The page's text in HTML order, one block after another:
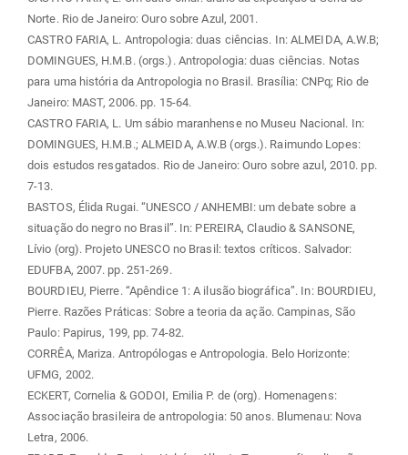
Norte. Rio de Janeiro: Ouro sobre Azul, 2001.
CASTRO FARIA, L. Antropologia: duas ciências. In: ALMEIDA, A.W.B;
DOMINGUES, H.M.B. (orgs.). Antropologia: duas ciências. Notas
para uma história da Antropologia no Brasil. Brasília: CNPq; Rio de
Janeiro: MAST, 2006. pp. 15-64.
CASTRO FARIA, L. Um sábio maranhense no Museu Nacional. In:
DOMINGUES, H.M.B.; ALMEIDA, A.W.B (orgs.). Raimundo Lopes:
dois estudos resgatados. Rio de Janeiro: Ouro sobre azul, 2010. pp.
7-13.
BASTOS, Élida Rugai. “UNESCO / ANHEMBI: um debate sobre a
situação do negro no Brasil”. In: PEREIRA, Claudio & SANSONE,
Lívio (org). Projeto UNESCO no Brasil: textos críticos. Salvador:
EDUFBA, 2007. pp. 251-269.
BOURDIEU, Pierre. “Apêndice 1: A ilusão biográfica”. In: BOURDIEU,
Pierre. Razões Práticas: Sobre a teoria da ação. Campinas, São
Paulo: Papirus, 199, pp. 74-82.
CORRÊA, Mariza. Antropólogas e Antropologia. Belo Horizonte:
UFMG, 2002.
ECKERT, Cornelia & GODOI, Emilia P. de (org). Homenagens:
Associação brasileira de antropologia: 50 anos. Blumenau: Nova
Letra, 2006.